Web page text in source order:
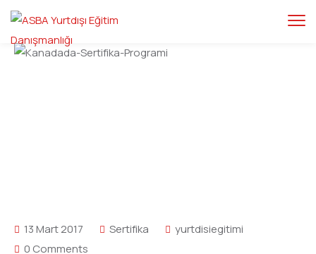
13 Mart 2017 Sertifika
yurtdisiegitimi
0 Comments